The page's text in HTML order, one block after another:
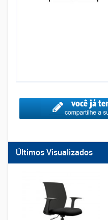
Últimos Visualizados